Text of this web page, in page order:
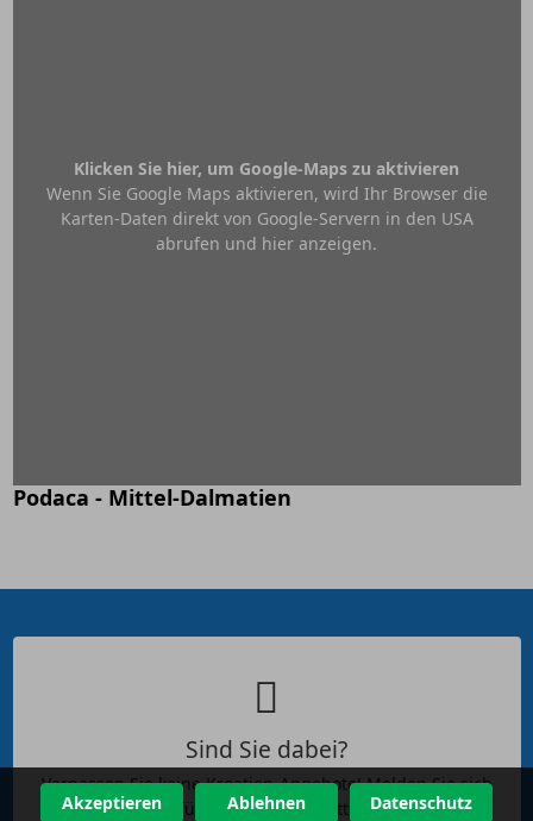
Klicken Sie hier, um Google-Maps zu aktivieren
Wenn Sie Google Maps aktivieren, wird Ihr Browser die
Karten-Daten direkt von Google-Servern in den USA
abrufen und hier anzeigen.
Podaca - Mittel-Dalmatien
Sind Sie dabei?
Verpassen Sie keine Kroatien-Angebote! Melden Sie sich
jetzt für unseren Newsletter an.
Akzeptieren Ablehnen Datenschutz